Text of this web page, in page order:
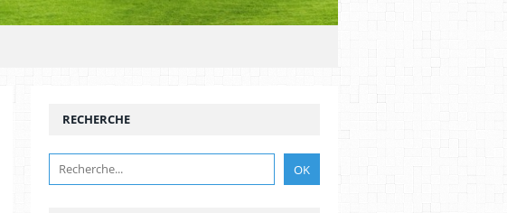
RECHERCHE